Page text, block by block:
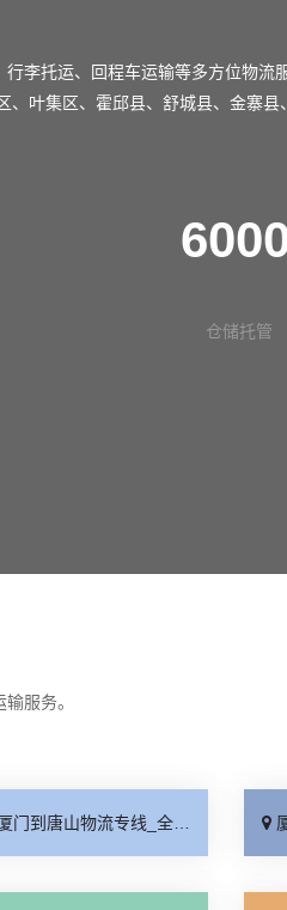
李托运、回程车运输等多方位物流服
、 叶集区、 霍邱县、 舒城县、 金寨县、
仓储托管
服务。
门到唐山物流专线_全境派送「收费介绍」